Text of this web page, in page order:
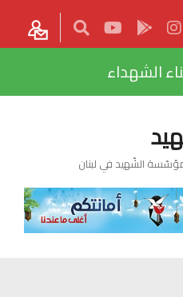
الشهداء
الشّهيد في لبنان